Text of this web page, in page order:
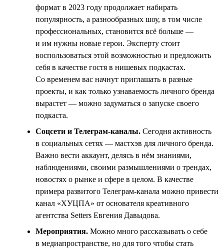
формат в 2023 году продолжает набирать
популярность, а разнообразных шоу, в том числе
профессиональных, становится всё больше —
и им нужны новые герои. Эксперту стоит
воспользоваться этой возможностью и предложить
себя в качестве гостя в нишевых подкастах.
Со временем вас начнут приглашать в разные
проекты, и как только узнаваемость личного бренда
вырастет — можно задуматься о запуске своего
подкаста.
Соцсети и Телеграм-каналы. Сегодня активность
в социальных сетях — мастхэв для личного бренда.
Важно вести аккаунт, делясь в нём знаниями,
наблюдениями, своими размышлениями о трендах,
новостях о рынке и сфере в целом. В качестве
примера развитого Телеграм-канала можно привести
канал «ХУЦПА» от основателя креативного
агентства Setters Евгения Давыдова.
Мероприятия. Можно много рассказывать о себе
в медиапространстве, но для того чтобы стать